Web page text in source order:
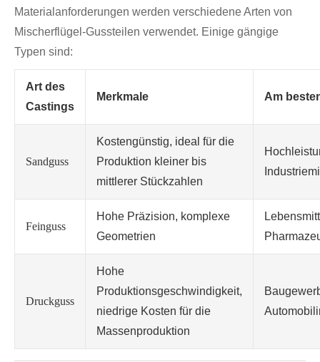
Materialanforderungen werden verschiedene Arten von
Mischerflügel-Gussteilen verwendet. Einige gängige
Typen sind:
Art des
Castings
Merkmale Am
Sandguss
Kostengünstig, ideal für die
Produktion kleiner bis
mittlerer Stückzahlen
Feinguss
Hohe Präzision, komplexe
Geometrien
Druckguss
Hohe
Produktionsgeschwindigkeit,
niedrige Kosten für die
Massenproduktion